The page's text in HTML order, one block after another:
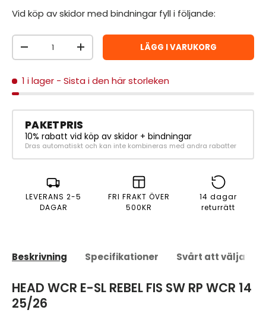
Vid köp av skidor med bindningar fyll i följande:
Antal
MINSKA ANTALÖKA ANTAL LÄGG I VARUKORG
1 i lager - Sista i den här storleken
PAKETPRIS
10% rabatt vid köp av skidor + bindningar
Dras automatiskt och kan inte kombineras med andra rabatter
LEVERANS 2-5
DAGAR
FRI FRAKT ÖVER
500KR
14 dagar
returrätt
Beskrivning Specifikationer Svårt att välja?
HEAD WCR E-SL REBEL FIS SW RP WCR 14
25/26